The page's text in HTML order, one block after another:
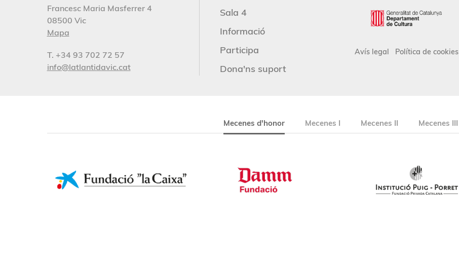
Francesc Maria Masferrer 4
08500 Vic
Mapa
T. +34 93 702 72 57
info@latlantidavic.cat
Sala 4
Informació
Participa
Dona'ns suport
Avís legal Política de cookies
Mecenes d'honor Mecenes I Mecenes II Mecenes III